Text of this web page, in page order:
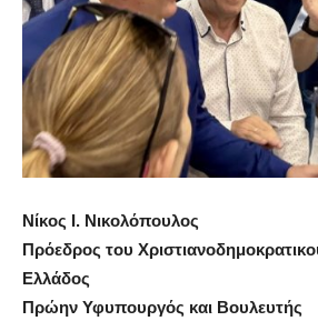
Νίκος Ι. Νικολόπουλος
Πρόεδρος του
Ελλάδος
Πρώην Υφυπουργός και Βουλευτής